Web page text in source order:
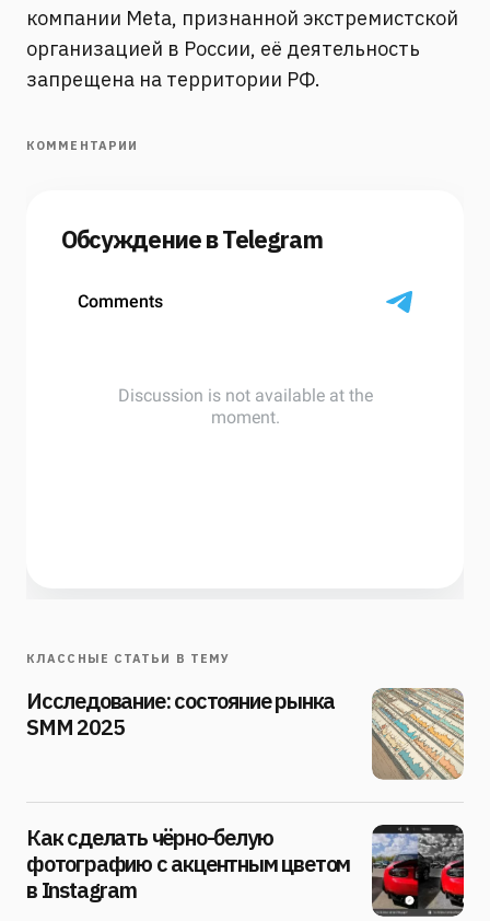
компании Meta, признанной экстремистской
организацией в России, её деятельность
запрещена на территории РФ.
КОММЕНТАРИИ
Обсуждение в Telegram
КЛАССНЫЕ СТАТЬИ В ТЕМУ
Исследование: состояние рынка
SMM 2025
Как сделать чёрно-белую
фотографию с акцентным цветом
в Instagram